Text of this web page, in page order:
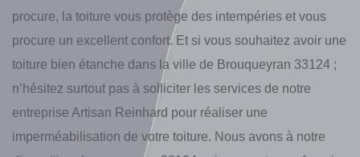
procure, la toiture vous protège des intempéries et vous
procure un excellent confort. Et si vous souhaitez avoir une
toiture bien étanche dans la ville de Brouqueyran 33124 ;
n’hésitez surtout pas à solliciter les services de notre
entreprise Artisan Reinhard pour réaliser une
imperméabilisation de votre toiture. Nous avons à notre